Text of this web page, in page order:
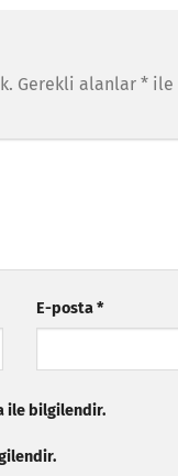
Gerekli alanlar * ile
E-posta*
ile bilgilendir.